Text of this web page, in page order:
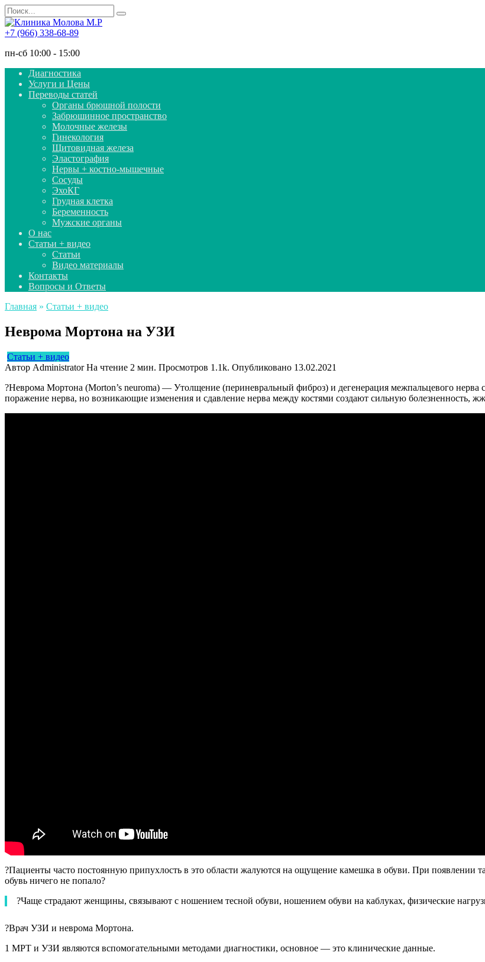
Перейти
к
содержанию
Search
for:
+7 (966) 338-68-89
пн-сб 10:00 - 15:00
Диагностика
Услуги и Цены
Переводы статей
Органы брюшной полости
Забрюшинное пространство
Молочные железы
Гинекология
Щитовидная железа
Эластография
Нервы + костно-мышечные
Сосуды
ЭхоКГ
Грудная клетка
Беременность
Мужские органы
О нас
Статьи + видео
Статьи
Видео материалы
Контакты
Вопросы и Ответы
Главная » Статьи + видео
Неврома Мортона на УЗИ
Статьи + видео
Автор Administrator На чтение 2 мин. Просмотров 1.1k. Опубликовано 13.02.2021
?Неврома Мортона (Morton’s neuroma) — Утолщение (периневральный фиброз) и дегенерация межпальцевого
поражение нерва, но возникающие изменения и сдавление нерва между костями создают сильную болезненность,
?Пациенты часто постоянную припухлость в это области жалуются на ощущение камешка в обуви. При появлении
обувь ничего не попало?
?Чаще страдают женщины, связывают с ношением тесной обуви, ношением обуви на каблуках, физические
?Врач УЗИ и неврома Мортона.
1 МРТ и УЗИ являются вспомогательными методами диагностики, основное — это клинические данные.